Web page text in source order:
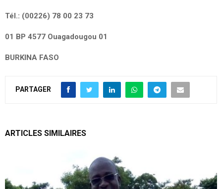
Tél.: (00226) 78 00 23 73
01 BP 4577 Ouagadougou 01
BURKINA FASO
PARTAGER
ARTICLES SIMILAIRES